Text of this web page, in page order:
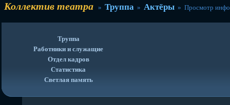
Коллектив театра » Труппа » Актёры » Просмотр
Труппа
Работники и служащие
Отдел кадров
Статистика
Светлая память